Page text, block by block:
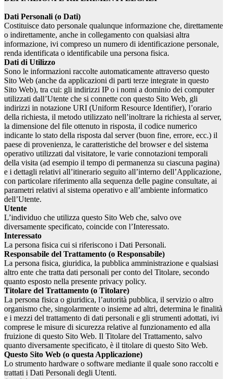
Dati Personali (o Dati)
Costituisce dato personale qualunque informazione che, direttamente
o indirettamente, anche in collegamento con qualsiasi altra
informazione, ivi compreso un numero di identificazione personale,
renda identificata o identificabile una persona fisica.
Dati di Utilizzo
Sono le informazioni raccolte automaticamente attraverso questo
Sito Web (anche da applicazioni di parti terze integrate in questo
Sito Web), tra cui: gli indirizzi IP o i nomi a dominio dei computer
utilizzati dall’Utente che si connette con questo Sito Web, gli
indirizzi in notazione URI (Uniform Resource Identifier), l’orario
della richiesta, il metodo utilizzato nell’inoltrare la richiesta al server,
la dimensione del file ottenuto in risposta, il codice numerico
indicante lo stato della risposta dal server (buon fine, errore, ecc.) il
paese di provenienza, le caratteristiche del browser e del sistema
operativo utilizzati dal visitatore, le varie connotazioni temporali
della visita (ad esempio il tempo di permanenza su ciascuna pagina)
e i dettagli relativi all’itinerario seguito all’interno dell’Applicazione,
con particolare riferimento alla sequenza delle pagine consultate, ai
parametri relativi al sistema operativo e all’ambiente informatico
dell’Utente.
Utente
L’individuo che utilizza questo Sito Web che, salvo ove
diversamente specificato, coincide con l’Interessato.
Interessato
La persona fisica cui si riferiscono i Dati Personali.
Responsabile del Trattamento (o Responsabile)
La persona fisica, giuridica, la pubblica amministrazione e qualsiasi
altro ente che tratta dati personali per conto del Titolare, secondo
quanto esposto nella presente privacy policy.
Titolare del Trattamento (o Titolare)
La persona fisica o giuridica, l’autorità pubblica, il servizio o altro
organismo che, singolarmente o insieme ad altri, determina le finalità
e i mezzi del trattamento di dati personali e gli strumenti adottati, ivi
comprese le misure di sicurezza relative al funzionamento ed alla
fruizione di questo Sito Web. Il Titolare del Trattamento, salvo
quanto diversamente specificato, è il titolare di questo Sito Web.
Questo Sito Web (o questa Applicazione)
Lo strumento hardware o software mediante il quale sono raccolti e
trattati i Dati Personali degli Utenti.